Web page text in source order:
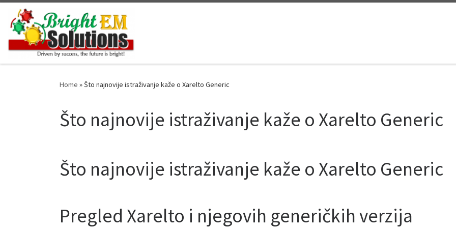
Skip to content
Home »Što najnovije istraživanje kaže o Xarelto Generic
Što najnovije istraživanje kaže o Xarelto Generic
Što najnovije istraživanje kaže o Xarelto Generic
Pregled Xarelto i njegovih generičkih verzija